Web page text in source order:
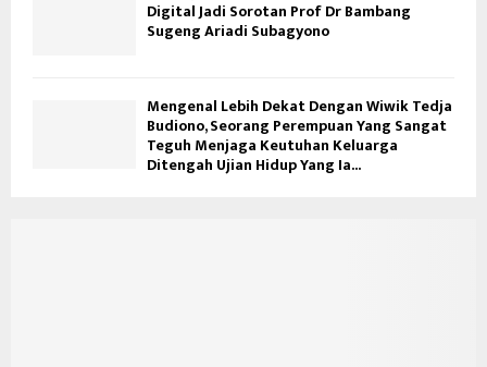
Digital Jadi Sorotan Prof Dr Bambang
Sugeng Ariadi Subagyono
Mengenal Lebih Dekat Dengan Wiwik Tedja
Budiono, Seorang Perempuan Yang Sangat
Teguh Menjaga Keutuhan Keluarga
Ditengah Ujian Hidup Yang Ia...